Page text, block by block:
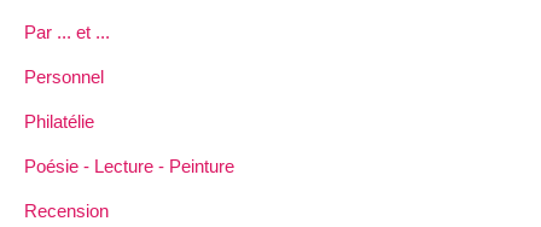
Par ... et ...
Personnel
Philatélie
Poésie - Lecture - Peinture
Recension